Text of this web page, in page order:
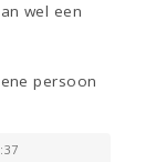
wel een
persoon